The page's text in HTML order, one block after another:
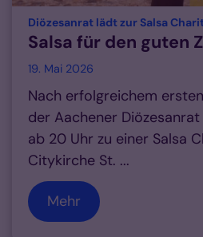
Diözesanrat lädt zur Salsa
Salsa für den guten
19. Mai 2026
Nach erfolgreichem
der Aachener
ab 20 Uhr zu einer Salsa
Citykirche St. ...
Mehr